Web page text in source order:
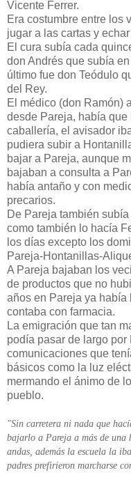
Vicente Ferrer.
Era costumbre entre los
jugar a las cartas y
El cura subía cada
don Andrés que subía
último fue don Teódulo
del Rey.
El médico (don Ramón)
desde Pareja, había
caballería, el avisador
pudiera subir a
bajar a Pareja, aunque
bajaban a consulta a
había antaño y con
precarios.
De Pareja también
como también lo hacía
los días excepto los
Pareja-Hontanillas-
A Pareja bajaban los
de productos que no
años en Pareja ya
contaba con farmacia.
La emigración que tan
podía pasar de largo
comunicaciones que
básicos como la luz
mermando el ánimo de
pueblo.
"Sin carretera ni nada que
bajarlo a Pareja a más de una
andas, además la escuela la
padres prefirieron marcharse